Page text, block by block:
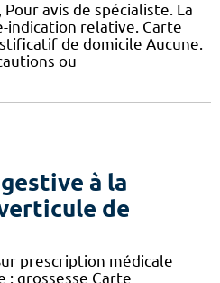
avis de spécialiste. La
indication relative. Carte
de domicile Aucune.
ou
à la
de
prescription médicale
: grossesse Carte